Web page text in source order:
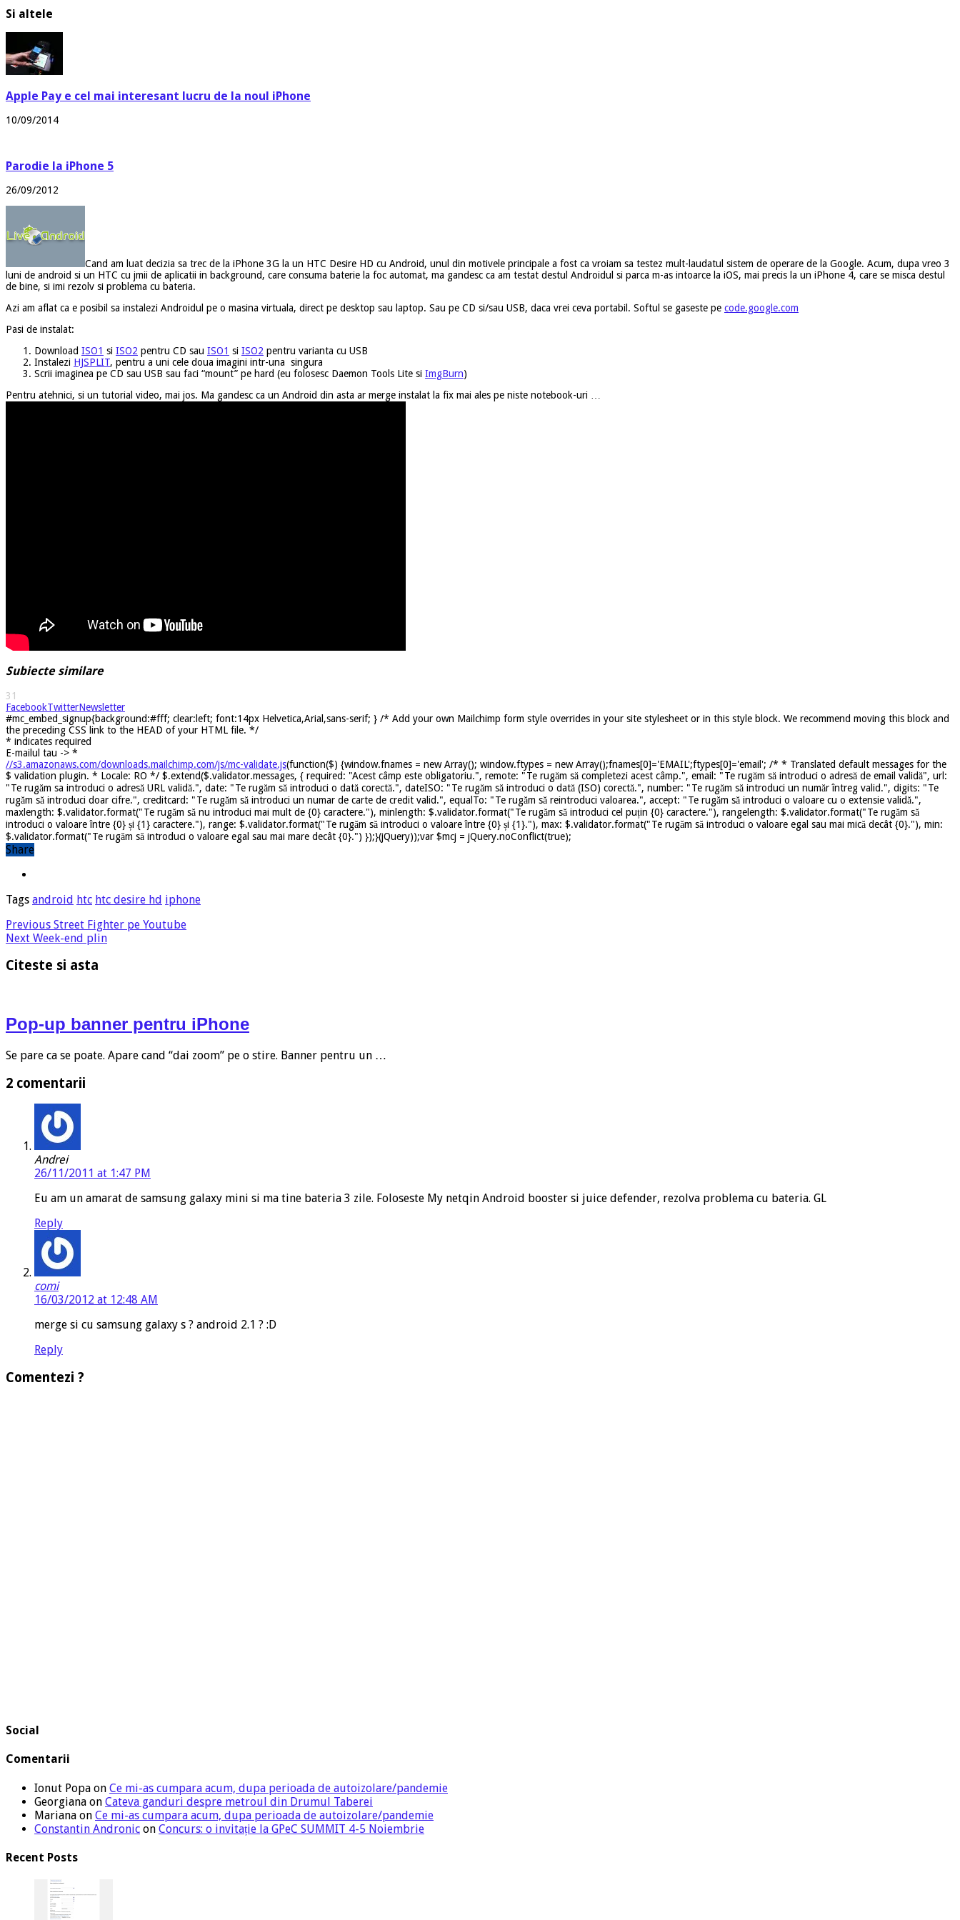
Si altele
Apple Pay e cel mai interesant lucru de la noul iPhone
10/09/2014
Parodie la iPhone 5
26/09/2012
Cand am luat decizia sa trec de la iPhone 3G la un HTC Desire HD cu Android, unul din motivele principale a fost ca vroiam sa testez mult-laudatul sistem de operare de la Google. Acum, dupa vreo 3
luni de android si un HTC cu jmii de aplicatii in background, care consuma baterie la foc automat, ma gandesc ca am testat destul Androidul si parca m-as intoarce la iOS, mai precis la un iPhone 4, care se misca destul
de bine, si imi rezolv si problema cu bateria.
Azi am aflat ca e posibil sa instalezi Androidul pe o masina virtuala, direct pe desktop sau laptop. Sau pe CD si/sau USB, daca vrei ceva portabil. Softul se gaseste pe code.google.com
Pasi de instalat:
Download ISO1 si ISO2 pentru CD sau ISO1 si ISO2 pentru varianta cu USB
Instalezi HJSPLIT, pentru a uni cele doua imagini intr-una singura
Scrii imaginea pe CD sau USB sau faci “mount” pe hard (eu folosesc Daemon Tools Lite si ImgBurn)
Pentru atehnici, si un tutorial video, mai jos. Ma gandesc ca un Android din asta ar merge instalat la fix mai ales pe niste notebook-uri …
Subiecte similare
31
FacebookTwitterNewsletter
#mc_embed_signup{background:#fff; clear:left; font:14px Helvetica,Arial,sans-serif; } /* Add your own Mailchimp form style overrides in your site stylesheet or in this style block. We recommend moving this block and
the preceding CSS link to the HEAD of your HTML file. */
* indicates required
E-mailul tau -> *
//s3.amazonaws.com/downloads.mailchimp.com/js/mc-validate.js(function($) {window.fnames = new Array(); window.ftypes = new Array();fnames[0]='EMAIL';ftypes[0]='email'; /* * Translated default messages for the
$ validation plugin. * Locale: RO */ $.extend($.validator.messages, { required: "Acest câmp este obligatoriu.", remote: "Te rugăm să completezi acest câmp.", email: "Te rugăm să introduci o adresă de email validă", url:
"Te rugăm sa introduci o adresă URL validă.", date: "Te rugăm să introduci o dată corectă.", dateISO: "Te rugăm să introduci o dată (ISO) corectă.", number: "Te rugăm să introduci un număr întreg valid.", digits: "Te
rugăm să introduci doar cifre.", creditcard: "Te rugăm să introduci un numar de carte de credit valid.", equalTo: "Te rugăm să reintroduci valoarea.", accept: "Te rugăm să introduci o valoare cu o extensie validă.",
maxlength: $.validator.format("Te rugăm să nu introduci mai mult de {0} caractere."), minlength: $.validator.format("Te rugăm să introduci cel puțin {0} caractere."), rangelength: $.validator.format("Te rugăm să
introduci o valoare între {0} și {1} caractere."), range: $.validator.format("Te rugăm să introduci o valoare între {0} și {1}."), max: $.validator.format("Te rugăm să introduci o valoare egal sau mai mică decât {0}."), min:
$.validator.format("Te rugăm să introduci o valoare egal sau mai mare decât {0}.") });}(jQuery));var $mcj = jQuery.noConflict(true);
Share
Tags android htc htc desire hd iphone
Previous Street Fighter pe Youtube
Next Week-end plin
Citeste si asta
Pop-up banner pentru iPhone
Se pare ca se poate. Apare cand “dai zoom” pe o stire. Banner pentru un …
2 comentarii
Andrei
26/11/2011 at 1:47 PM
Eu am un amarat de samsung galaxy mini si ma tine bateria 3 zile. Foloseste My netqin Android booster si juice defender, rezolva problema cu bateria. GL
Reply
comi
16/03/2012 at 12:48 AM
merge si cu samsung galaxy s ? android 2.1 ? :D
Reply
Comentezi ?
Social
Comentarii
Ionut Popa on Ce mi-as cumpara acum, dupa perioada de autoizolare/pandemie
Georgiana on Cateva ganduri despre metroul din Drumul Taberei
Mariana on Ce mi-as cumpara acum, dupa perioada de autoizolare/pandemie
Constantin Andronic on Concurs: o invitație la GPeC SUMMIT 4-5 Noiembrie
Recent Posts